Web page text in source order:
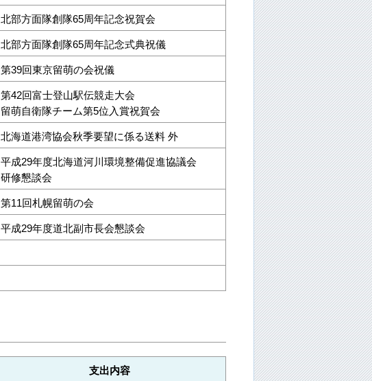
北部方面隊創隊65周年記念祝賀会
北部方面隊創隊65周年記念式典祝儀
第39回東京留萌の会祝儀
第42回富士登山駅伝競走大会
留萌自衛隊チーム第5位入賞祝賀会
北海道港湾協会秋季要望に係る送料 外
平成29年度北海道河川環境整備促進協議会
研修懇談会
第11回札幌留萌の会
平成29年度道北副市長会懇談会
支出内容